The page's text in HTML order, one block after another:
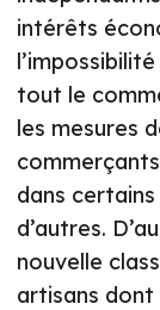
intérêts
tout le
les mesures
dans certains
d’autres.
nouvelle
artisans